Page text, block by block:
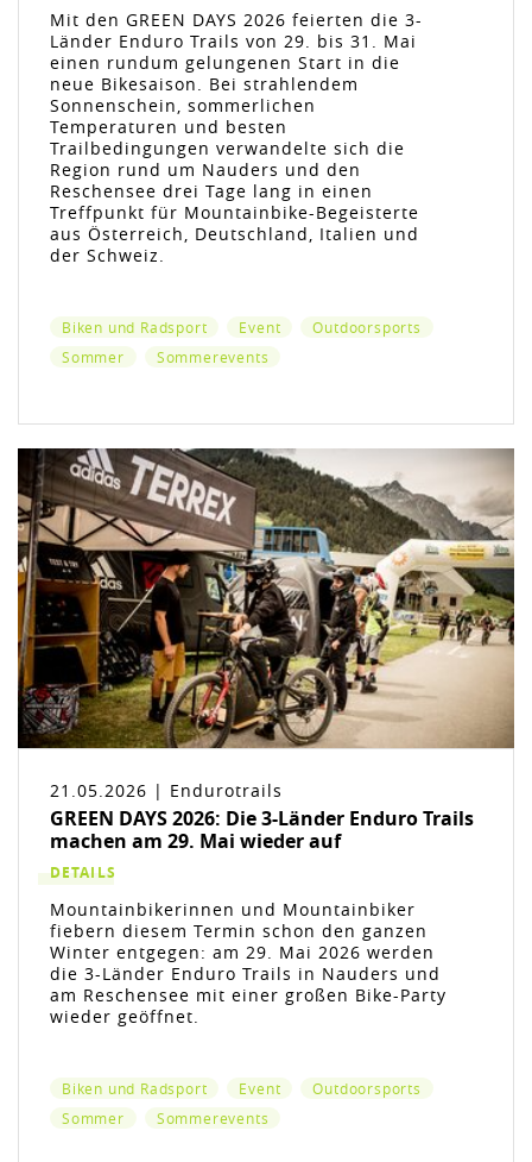
Mit den GREEN DAYS 2026 feierten die 3-
Länder Enduro Trails von 29. bis 31. Mai
einen rundum gelungenen Start in die
neue Bikesaison. Bei strahlendem
Sonnenschein, sommerlichen
Temperaturen und besten
Trailbedingungen verwandelte sich die
Region rund um Nauders und den
Reschensee drei Tage lang in einen
Treffpunkt für Mountainbike-Begeisterte
aus Österreich, Deutschland, Italien und
der Schweiz.
Biken und Radsport Event
Outdoorsports
Sommer
Sommerevents
21.05.2026 | Endurotrails
GREEN DAYS 2026: Die 3-Länder Enduro Trails
machen am 29. Mai wieder auf
DETAILS
Mountainbikerinnen und Mountainbiker
fiebern diesem Termin schon den ganzen
Winter entgegen: am 29. Mai 2026 werden
die 3-Länder Enduro Trails in Nauders und
am Reschensee mit einer großen Bike-Party
wieder geöffnet.
Biken und Radsport Event
Outdoorsports
Sommer
Sommerevents